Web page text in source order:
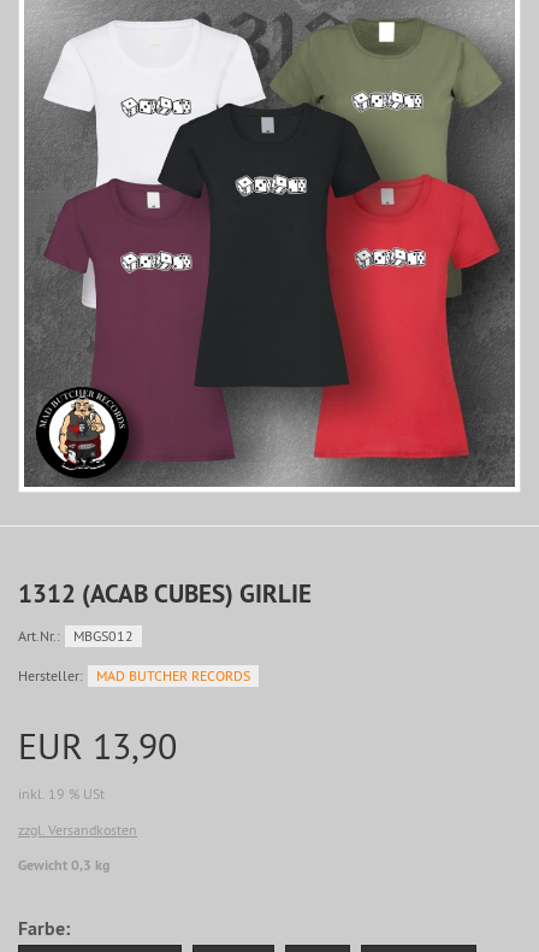
1312 (ACAB CUBES) GIRLIE
Art.Nr.: MBGS012
Hersteller: MAD BUTCHER RECORDS
EUR 13,90
inkl. 19 % USt
zzgl. Versandkosten
Gewicht 0,3 kg
Farbe: